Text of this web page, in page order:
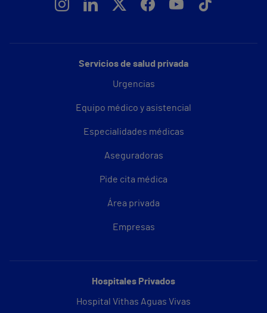
Servicios de salud privada
Urgencias
Equipo médico y asistencial
Especialidades médicas
Aseguradoras
Pide cita médica
Área privada
Empresas
Hospitales Privados
Hospital Vithas Aguas Vivas